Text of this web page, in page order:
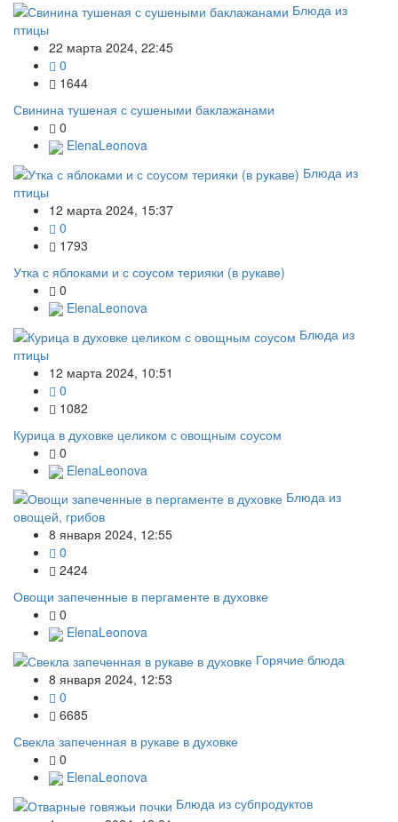
Блюда из
птицы
22 марта 2024, 22:45
0
1644
Свинина тушеная с сушеными баклажанами
0
ElenaLeonova
Блюда из
птицы
12 марта 2024, 15:37
0
1793
Утка с яблоками и с соусом терияки (в рукаве)
0
ElenaLeonova
Блюда из
птицы
12 марта 2024, 10:51
0
1082
Курица в духовке целиком с овощным соусом
0
ElenaLeonova
Блюда из
овощей, грибов
8 января 2024, 12:55
0
2424
Овощи запеченные в пергаменте в духовке
0
ElenaLeonova
Горячие блюда
8 января 2024, 12:53
0
6685
Свекла запеченная в рукаве в духовке
0
ElenaLeonova
Блюда из субпродуктов